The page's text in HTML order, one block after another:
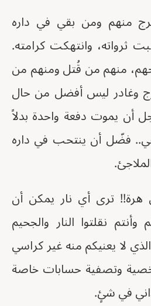
منهم ومن بقي في داره
ثرواته، وانتهكت كرامته.
منهم من قُتل ومنهم من
وغادر ليس أفضل من حال
أن يموت دفعة واحدة بدلاً
فضّل أن ينتحب في داره
هرة!! ترى أي نار يمكن أن
نقلتوا النار والجحيم
لا يعنيكم منه غير كراسي
وتصفية حسابات خاصة
في شئٍ.